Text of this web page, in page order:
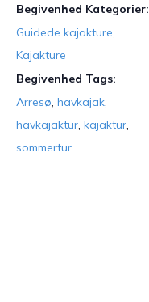
Begivenhed Kategorier:
Guidede kajakture,
Kajakture
Begivenhed Tags:
Arresø, havkajak,
havkajaktur, kajaktur,
sommertur